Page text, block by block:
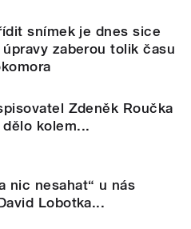
snímek je dnes sice
zaberou tolik času
Zdeněk Roučka
kolem...
nic nesahat“ u nás
Lobotka...